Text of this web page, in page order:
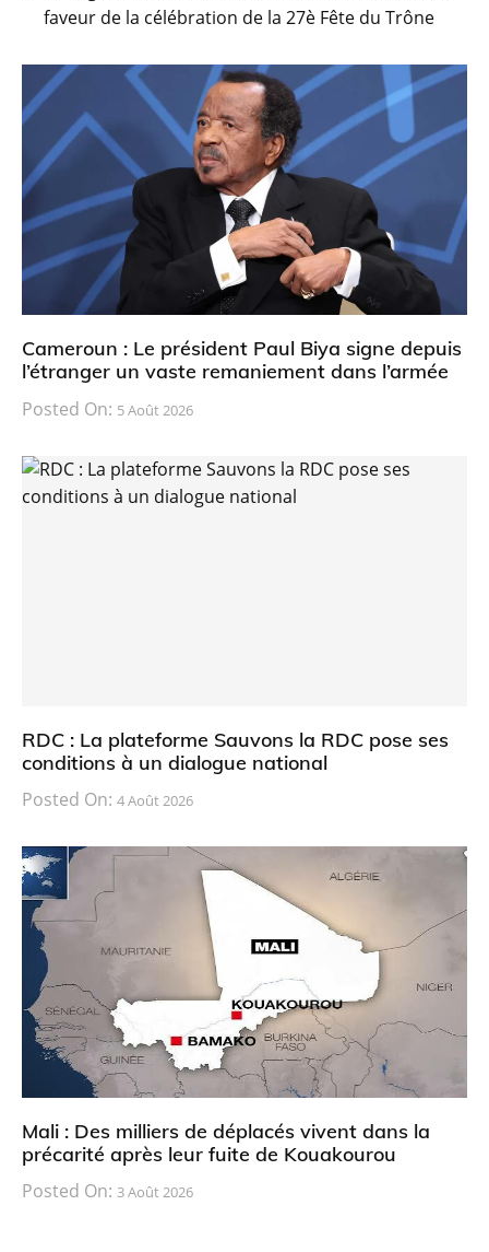
faveur de la célébration de la 27è Fête du Trône
Cameroun : Le président Paul Biya signe depuis
l’étranger un vaste remaniement dans l’armée
Posted On: 5 Août 2026
RDC : La plateforme Sauvons la RDC pose ses
conditions à un dialogue national
Posted On: 4 Août 2026
Mali : Des milliers de déplacés vivent dans la
précarité après leur fuite de Kouakourou
Posted On: 3 Août 2026